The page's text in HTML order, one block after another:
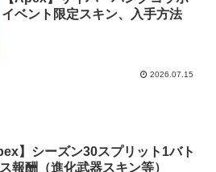
イベント限定スキン、入手方法
2026.07.15
】シーズン30スプリット1バト
報酬（進化武器スキン等）